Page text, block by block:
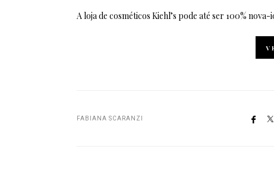
A loja de cosméticos Kiehl’s pode até ser 100%
FABIANA SCARANZI